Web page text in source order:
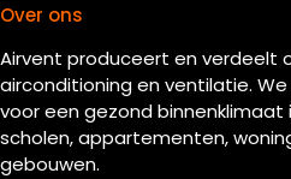
Over ons
Airvent produceert en verdeelt
airconditioning en ventilatie.
voor een gezond binnenklimaat
scholen, appartementen,
gebouwen.